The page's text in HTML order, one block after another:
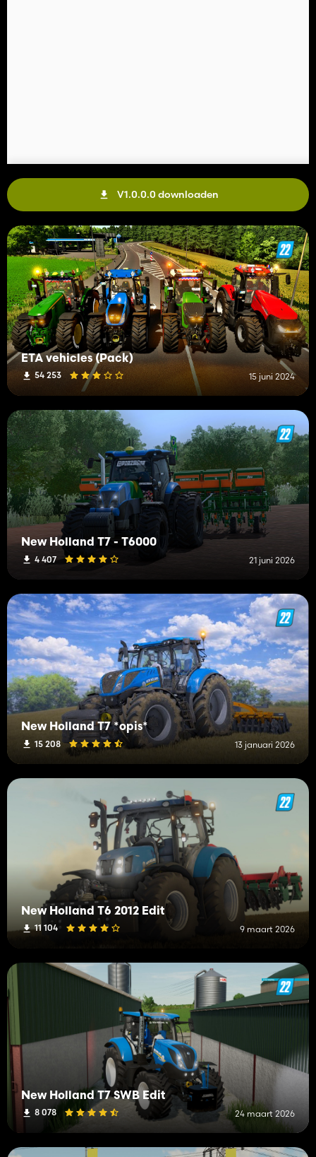
V1.0.0.0 downloaden
ETA vehicles (Pack)
54 253 15 juni 2024
New Holland T7 - T6000
4 407 21 juni 2026
New Holland T7 *opis*
15 208 13 januari 2026
New Holland T6 2012 Edit
11 104 9 maart 2026
New Holland T7 SWB Edit
8 078 24 maart 2026